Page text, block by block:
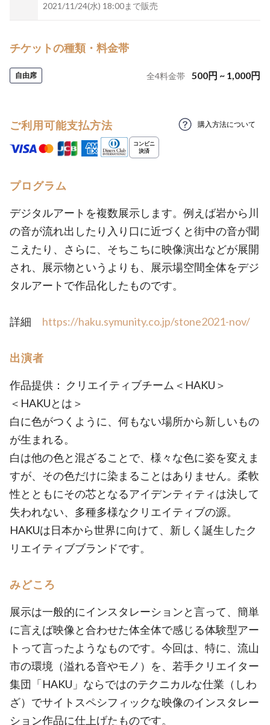
2021/11/24(水) 18:00まで販売
チケットの種類・料金帯
自由席 全4料金帯 500円 ~ 1,000円
ご利用可能支払方法 購入方法について
プログラム
デジタルアートを複数展示します。例えば岩から川
の音が流れ出したり入り口に近づくと街中の音が聞
こえたり、さらに、そちこちに映像演出などが展開
され、展示物というよりも、展示場空間全体をデジ
タルアートで作品化したものです。
詳細 https://haku.symunity.co.jp/stone2021-nov/
出演者
作品提供： クリエイティブチーム＜HAKU＞
＜HAKUとは＞
白に色がつくように、何もない場所から新しいもの
が生まれる。
白は他の色と混ざることで、様々な色に姿を変えま
すが、その色だけに染まることはありません。柔軟
性とともにその芯となるアイデンティティは決して
失われない、多種多様なクリエイティブの源。
HAKUは日本から世界に向けて、新しく誕生したク
リエイティブブランドです。
みどころ
展示は一般的にインスタレーションと言って、簡単
に言えば映像と合わせた体全体で感じる体験型アー
トって言ったようなものです。今回は、特に、流山
市の環境（溢れる音やモノ）を、若手クリエイター
集団「HAKU」ならではのテクニカルな仕業（しわ
ざ）でサイトスペシフィックな映像のインスタレー
ション作品に仕上げたものです。